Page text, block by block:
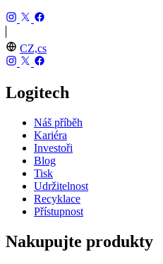
CZ,cs
Logitech
Náš příběh
Kariéra
Investoři
Blog
Tisk
Udržitelnost
Recyklace
Přístupnost
Nakupujte produkty